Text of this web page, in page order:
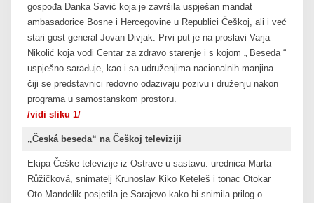
gospođa Danka Savić koja je završila uspješan mandat
ambasadorice Bosne i Hercegovine u Republici Češkoj, ali i već
stari gost general Jovan Divjak. Prvi put je na proslavi Varja
Nikolić koja vodi Centar za zdravo starenje i s kojom „ Beseda “
uspješno sarađuje, kao i sa udruženjima nacionalnih manjina
čiji se predstavnici redovno odazivaju pozivu i druženju nakon
programa u samostanskom prostoru.
/vidi sliku 1/
„Česká beseda“ na Češkoj televiziji
Ekipa Češke televizije iz Ostrave u sastavu: urednica Marta
Růžičková, snimatelj Krunoslav Kiko Keteleš i tonac Otokar
Oto Mandelik posjetila je Sarajevo kako bi snimila prilog o